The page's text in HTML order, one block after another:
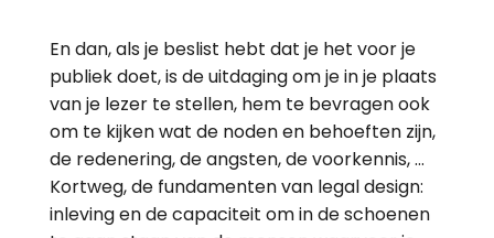
En dan, als je beslist hebt dat je het voor je
publiek doet, is de uitdaging om je in je plaats
van je lezer te stellen, hem te bevragen ook
om te kijken wat de noden en behoeften zijn,
de redenering, de angsten, de voorkennis, …
Kortweg, de fundamenten van legal design:
inleving en de capaciteit om in de schoenen